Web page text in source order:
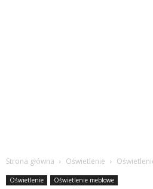
Strona główna Oświetlenie
Oświetlenie Oświetlenie meblowe